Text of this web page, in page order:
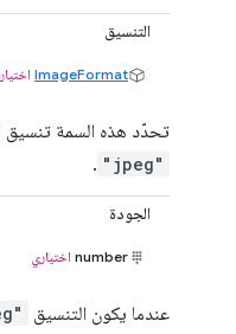
التنسيق
ImageFormat
تحدّد هذه السمة تنسيق
"jpeg"
.
الجودة
number اختياري
عندما يكون التنسيق